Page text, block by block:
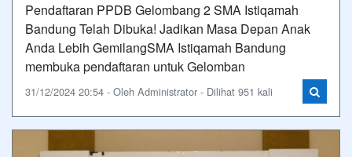
Pendaftaran PPDB Gelombang 2 SMA Istiqamah
Bandung Telah Dibuka! Jadikan Masa Depan Anak
Anda Lebih GemilangSMA Istiqamah Bandung
membuka pendaftaran untuk Gelomban
31/12/2024 20:54 - Oleh Administrator - Dilihat 951 kali